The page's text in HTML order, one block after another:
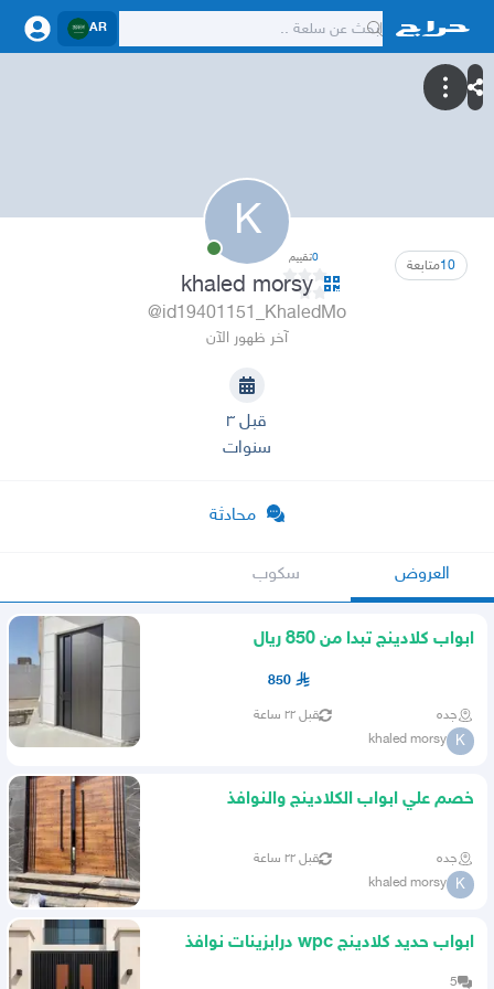
AR
K
10متابعة 0تقييم
khaled morsy
@id19401151_KhaledMo
آخر ظهور الآن
قبل ٣
سنوات
محادثة
العروض سكوب
ابواب كلادينج تبدا من 850 ريال
850
جده قبل ٢٢ ساعة
K
khaled morsy
خصم علي ابواب الكلادينج والنوافذ
جده قبل ٢٢ ساعة
K
khaled morsy
ابواب حديد كلادينج wpc درابزينات نوافذ
5